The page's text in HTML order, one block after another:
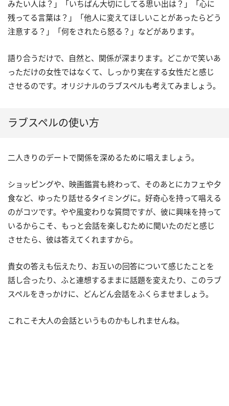
みたい人は？」「いちばん大切にしてる思い出は？」「心に
残ってる言葉は？」「他人に変えてほしいことがあったらどう
注意する？」「何をされたら怒る？」などがあります。
語り合うだけで、自然と、関係が深まります。どこかで笑いあ
っただけの女性ではなくて、しっかり実在する女性だと感じ
させるのです。オリジナルのラブスペルも考えてみましょう。
ラブスペルの使い方
二人きりのデートで関係を深めるために唱えましょう。
ショッピングや、映画鑑賞も終わって、そのあとにカフェや夕
食など、ゆったり話せるタイミングに。好奇心を持って唱える
のがコツです。やや風変わりな質問ですが、彼に興味を持って
いるからこそ、もっと会話を楽しむために聞いたのだと感じ
させたら、彼は答えてくれますから。
貴女の答えも伝えたり、お互いの回答について感じたことを
話し合ったり、ふと連想するままに話題を変えたり、このラブ
スペルをきっかけに、どんどん会話をふくらませましょう。
これこそ大人の会話というものかもしれませんね。